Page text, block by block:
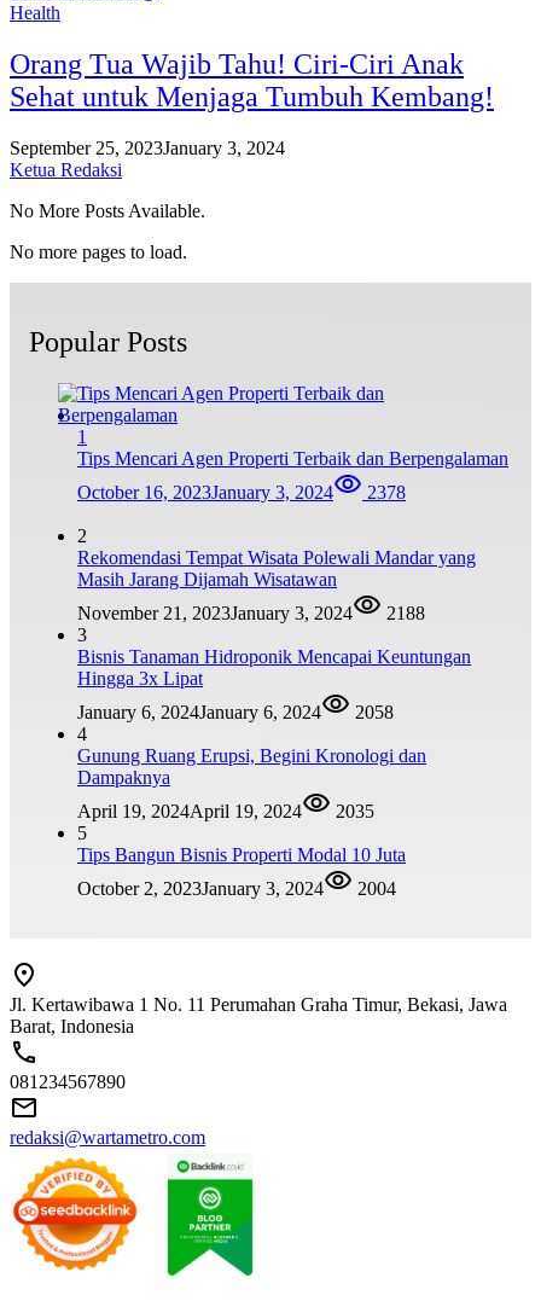
Health
Orang Tua Wajib Tahu! Ciri-Ciri Anak
Sehat untuk Menjaga Tumbuh Kembang!
September 25, 2023January 3, 2024
Ketua Redaksi
No More Posts Available.
No more pages to load.
Popular Posts
1
Tips Mencari Agen Properti Terbaik dan Berpengalaman
October 16, 2023January 3, 2024 2378
2
Rekomendasi Tempat Wisata Polewali Mandar yang
Masih Jarang Dijamah Wisatawan
November 21, 2023January 3, 2024
2188
3
Bisnis Tanaman Hidroponik Mencapai Keuntungan
Hingga 3x Lipat
January 6, 2024January 6, 2024
2058
4
Gunung Ruang Erupsi, Begini Kronologi dan
Dampaknya
April 19, 2024April 19, 2024
2035
5
Tips Bangun Bisnis Properti Modal 10 Juta
October 2, 2023January 3, 2024 2004
Jl. Kertawibawa 1 No. 11 Perumahan Graha Timur, Bekasi, Jawa
Barat, Indonesia
081234567890
redaksi@wartametro.com